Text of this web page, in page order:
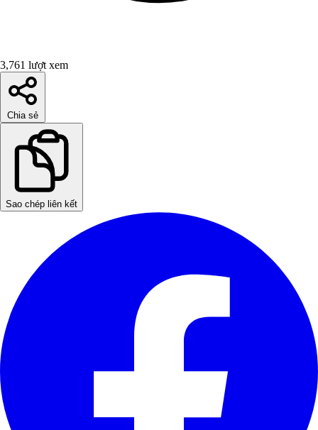
3,761 lượt xem
Chia sẻ
Sao chép liên kết